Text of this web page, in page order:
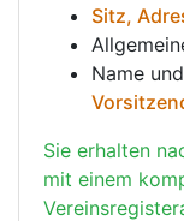
Sitz,
Name
Sie erhalten
mit einem